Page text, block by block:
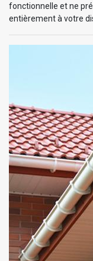
fonctionnelle et ne
entièrement à votre